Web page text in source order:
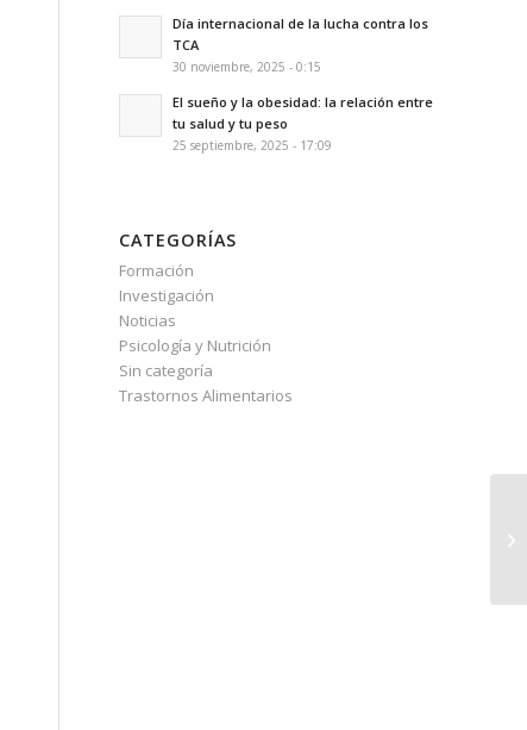
Día internacional de la lucha contra los
TCA
30 noviembre, 2025 - 0:15
El sueño y la obesidad: la relación entre
tu salud y tu peso
25 septiembre, 2025 - 17:09
CATEGORÍAS
Formación
Investigación
Noticias
Psicología y Nutrición
Sin categoría
Trastornos Alimentarios